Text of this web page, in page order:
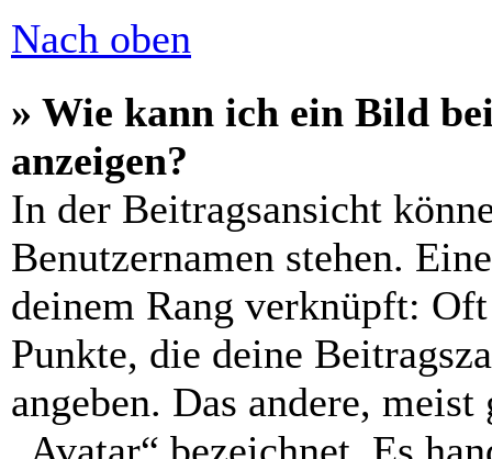
Nach oben
» Wie kann ich ein Bild
anzeigen?
In der Beitragsansicht
Benutzernamen stehen.
deinem Rang verknüpft:
Punkte, die deine
angeben. Das andere,